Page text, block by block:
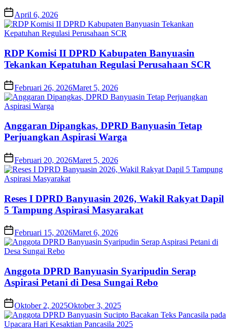
April 6, 2026
RDP Komisi II DPRD Kabupaten Banyuasin
Tekankan Kepatuhan Regulasi Perusahaan SCR
Februari 26, 2026Maret 5, 2026
Anggaran Dipangkas, DPRD Banyuasin Tetap
Perjuangkan Aspirasi Warga
Februari 20, 2026Maret 5, 2026
Reses I DPRD Banyuasin 2026, Wakil Rakyat Dapil
5 Tampung Aspirasi Masyarakat
Februari 15, 2026Maret 6, 2026
Anggota DPRD Banyuasin Syaripudin Serap
Aspirasi Petani di Desa Sungai Rebo
Oktober 2, 2025Oktober 3, 2025